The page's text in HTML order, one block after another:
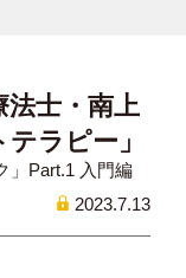
法士・南上
ラピー」
」Part.1 入門編
2023.7.13